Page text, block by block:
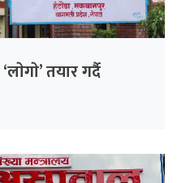
तयार गर्दै